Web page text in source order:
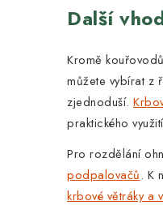
Další
Kromě
můžete vybírat z
zjednoduší.
praktického
Pro rozdělání
podpalovačů. K
krbové větráky a